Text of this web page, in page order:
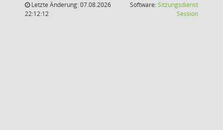
Letzte Änderung: 07.08.2026
22:12:12
Software:Sitzungsdienst
Session(Wird in